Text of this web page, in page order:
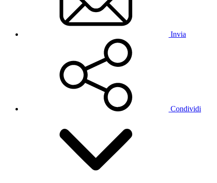
Invia
Condividi